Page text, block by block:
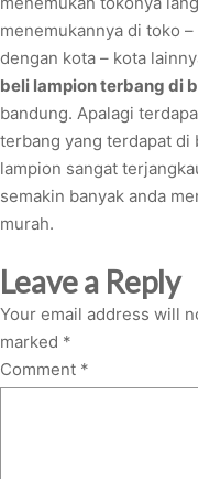
menemukannya di toko
dengan kota – kota
beli lampion terbang di
bandung. Apalagi
terbang yang terdapat di
lampion sangat
semakin banyak anda
murah.
Leave a Reply
Your email address will
marked *
Comment *